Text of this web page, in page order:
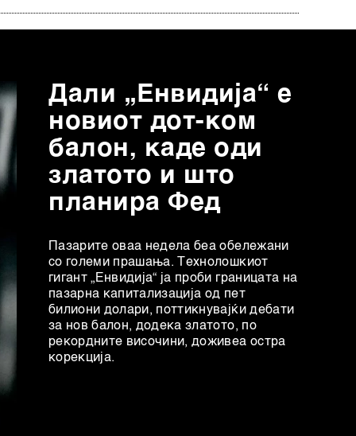
Дали „Енвидија“ е
новиот дот-ком
балон, каде оди
златото и што
планира Фед
Пазарите оваа недела беа обележани
со големи прашања. Технолошкиот
гигант „Енвидија“ ја проби границата на
пазарна капитализација од пет
билиони долари, поттикнувајќи дебати
за нов балон, додека златото, по
рекордните височини, доживеа остра
корекција.